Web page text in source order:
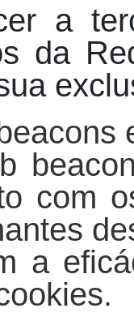
a
da
com
a